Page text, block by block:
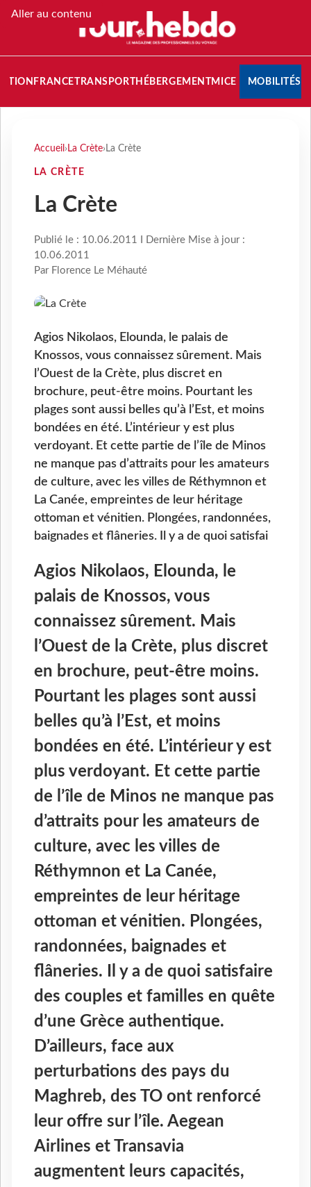
Aller au contenu
FRANCETRANSPORT HÉBERGEMENTMICE MOBILITÉS
Accueil › La Crète› La Crète
LA CRÈTE
La Crète
Publié le : 10.06.2011 I Dernière Mise à jour :
10.06.2011
Par Florence Le Méhauté
Agios Nikolaos, Elounda, le palais de
Knossos, vous connaissez sûrement. Mais
l’Ouest de la Crète, plus discret en
brochure, peut-être moins. Pourtant les
plages sont aussi belles qu’à l’Est, et moins
bondées en été. L’intérieur y est plus
verdoyant. Et cette partie de l’île de Minos
ne manque pas d’attraits pour les amateurs
de culture, avec les villes de Réthymnon et
La Canée, empreintes de leur héritage
ottoman et vénitien. Plongées, randonnées,
baignades et flâneries. Il y a de quoi satisfai
Agios Nikolaos, Elounda, le
palais de Knossos, vous
connaissez sûrement. Mais
l’Ouest de la Crète, plus discret
en brochure, peut-être moins.
Pourtant les plages sont aussi
belles qu’à l’Est, et moins
bondées en été. L’intérieur y est
plus verdoyant. Et cette partie
de l’île de Minos ne manque pas
d’attraits pour les amateurs de
culture, avec les villes de
Réthymnon et La Canée,
empreintes de leur héritage
ottoman et vénitien. Plongées,
randonnées, baignades et
flâneries. Il y a de quoi satisfaire
des couples et familles en quête
d’une Grèce authentique.
D’ailleurs, face aux
perturbations des pays du
Maghreb, des TO ont renforcé
leur offre sur l’île. Aegean
Airlines et Transavia
augmentent leurs capacités,